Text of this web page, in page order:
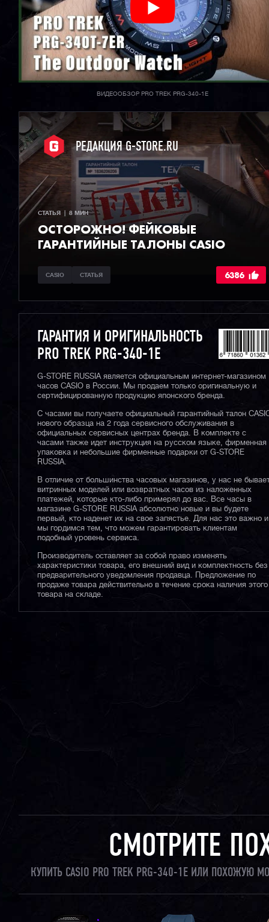
ВИДЕООБЗОР PRO TREK PRG-340-1E
РЕДАКЦИЯ G-STORE.RU
СТАТЬЯ  |  8 МИН
ОСТОРОЖНО! ФЕЙКОВЫЕ
ГАРАНТИЙНЫЕ ТАЛОНЫ CASIO
CASIO СТАТЬЯ 6386
ГАРАНТИЯ И ОРИГИНАЛЬНОСТЬ
PRO TREK PRG-340-1E
G-STORE RUSSIA является официальным интернет-магазином
часов CASIO в России. Мы продаем только оригинальную и
сертифицированную продукцию японского бренда.
С часами вы получаете официальный гарантийный талон
нового образца на 2 года сервисного обслуживания в
официальных сервисных центрах бренда. В комплекте с
часами также идет инструкция на русском языке, фирменная
упаковка и небольшие фирменные подарки от G-STORE
RUSSIA.
В отличие от большинства часовых магазинов, у нас не
витринных моделей или возвратных часов из наложенных
платежей, которые кто-либо примерял до вас. Все часы в
магазине G-STORE RUSSIA абсолютно новые и вы будете
первый, кто наденет их на свое запястье. Для нас это важно и
мы гордимся тем, что можем гарантировать клиентам
подобный уровень сервиса.
Производитель оставляет за собой право изменять
характеристики товара, его внешний вид и комплектность без
предварительного уведомления продавца. Предложение по
продаже товара действительно в течение срока наличия этого
товара на складе.
СМОТРИТЕ
КУПИТЬ CASIO PRO TREK PRG-340-1E ИЛИ ПОХОЖУЮ